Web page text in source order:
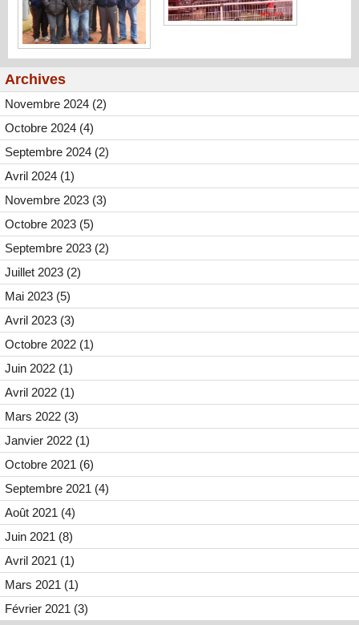
Archives
Novembre 2024 (2)
Octobre 2024 (4)
Septembre 2024 (2)
Avril 2024 (1)
Novembre 2023 (3)
Octobre 2023 (5)
Septembre 2023 (2)
Juillet 2023 (2)
Mai 2023 (5)
Avril 2023 (3)
Octobre 2022 (1)
Juin 2022 (1)
Avril 2022 (1)
Mars 2022 (3)
Janvier 2022 (1)
Octobre 2021 (6)
Septembre 2021 (4)
Août 2021 (4)
Juin 2021 (8)
Avril 2021 (1)
Mars 2021 (1)
Février 2021 (3)